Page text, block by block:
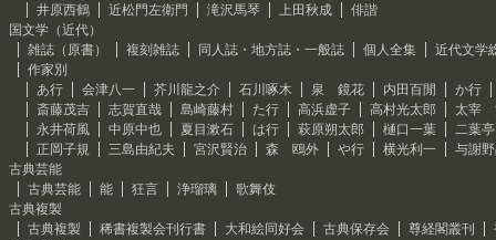
井原西鶴
近松門左衛門 滝沢馬琴 上田秋成
俳諧
国文学（近代）
雑誌（原書）
複刻雑誌 同人誌・地方誌・一般誌 個人全集
近代文学
作家別
あ行
会津八一 芥川龍之介 石川啄木 泉 鏡花 内田百閒
か行
斎藤茂吉
志賀直哉 島崎藤村 た行 高浜虚子 高村光太郎
太宰
永井荷風
中原中也 夏目漱石 は行 萩原朔太郎 樋口一葉
二葉
正岡子規
三島由紀夫 宮沢賢治 森 鴎外 や行 横光利一
与謝
古典芸能
古典芸能
能 狂言 浄瑠璃
歌舞伎
古典複製
古典複製
稀書複製会刊行書 大和絵同好会 古典保存会 尊経閣叢刊